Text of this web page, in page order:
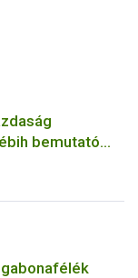
bemutató